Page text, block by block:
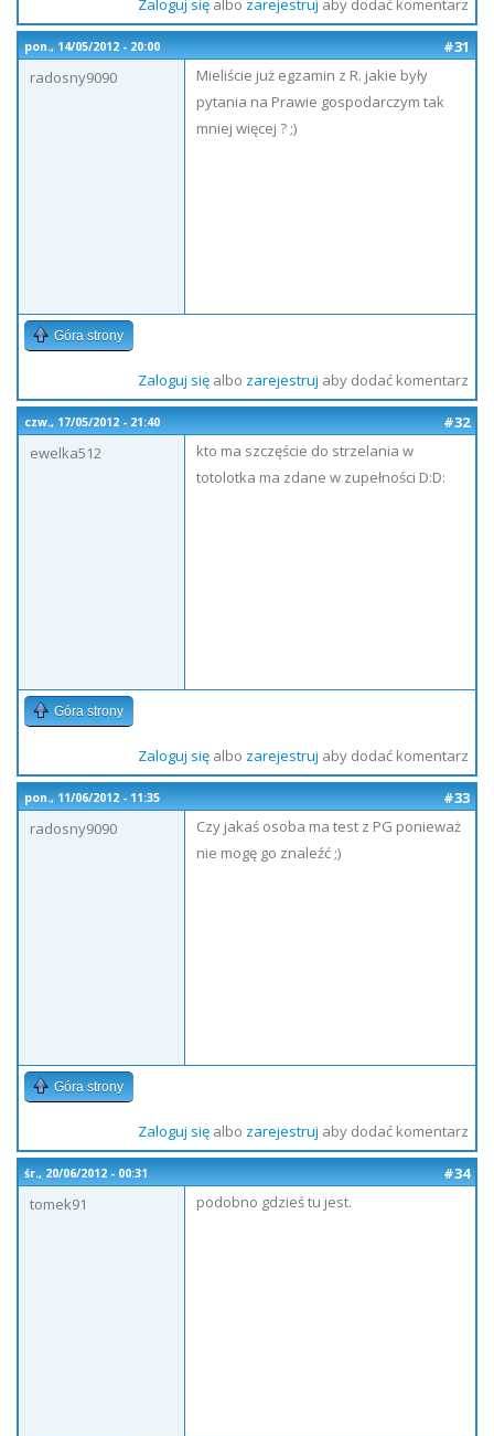
Zaloguj sięalbo zarejestruj aby dodać komentarz
pon., 14/05/2012 - 20:00
#31
radosny9090
Mieliście już egzamin z R. jakie były
pytania na Prawie gospodarczym tak
mniej więcej ? ;)
Góra strony
Zaloguj sięalbo zarejestruj aby dodać komentarz
czw., 17/05/2012 - 21:40
#32
ewelka512
kto ma szczęście do strzelania w
totolotka ma zdane w zupełności D:D:
Góra strony
Zaloguj sięalbo zarejestruj aby dodać komentarz
pon., 11/06/2012 - 11:35
#33
radosny9090
Czy jakaś osoba ma test z PG ponieważ
nie mogę go znaleźć ;)
Góra strony
Zaloguj sięalbo zarejestruj aby dodać komentarz
śr., 20/06/2012 - 00:31
#34
tomek91
podobno gdzieś tu jest.